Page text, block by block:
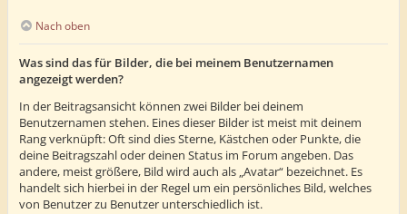
Nach oben
Was sind das für Bilder, die bei meinem Benutzernamen
angezeigt werden?
In der Beitragsansicht können zwei Bilder bei deinem
Benutzernamen stehen. Eines dieser Bilder ist meist mit deinem
Rang verknüpft: Oft sind dies Sterne, Kästchen oder Punkte, die
deine Beitragszahl oder deinen Status im Forum angeben. Das
andere, meist größere, Bild wird auch als „Avatar“ bezeichnet. Es
handelt sich hierbei in der Regel um ein persönliches Bild, welches
von Benutzer zu Benutzer unterschiedlich ist.